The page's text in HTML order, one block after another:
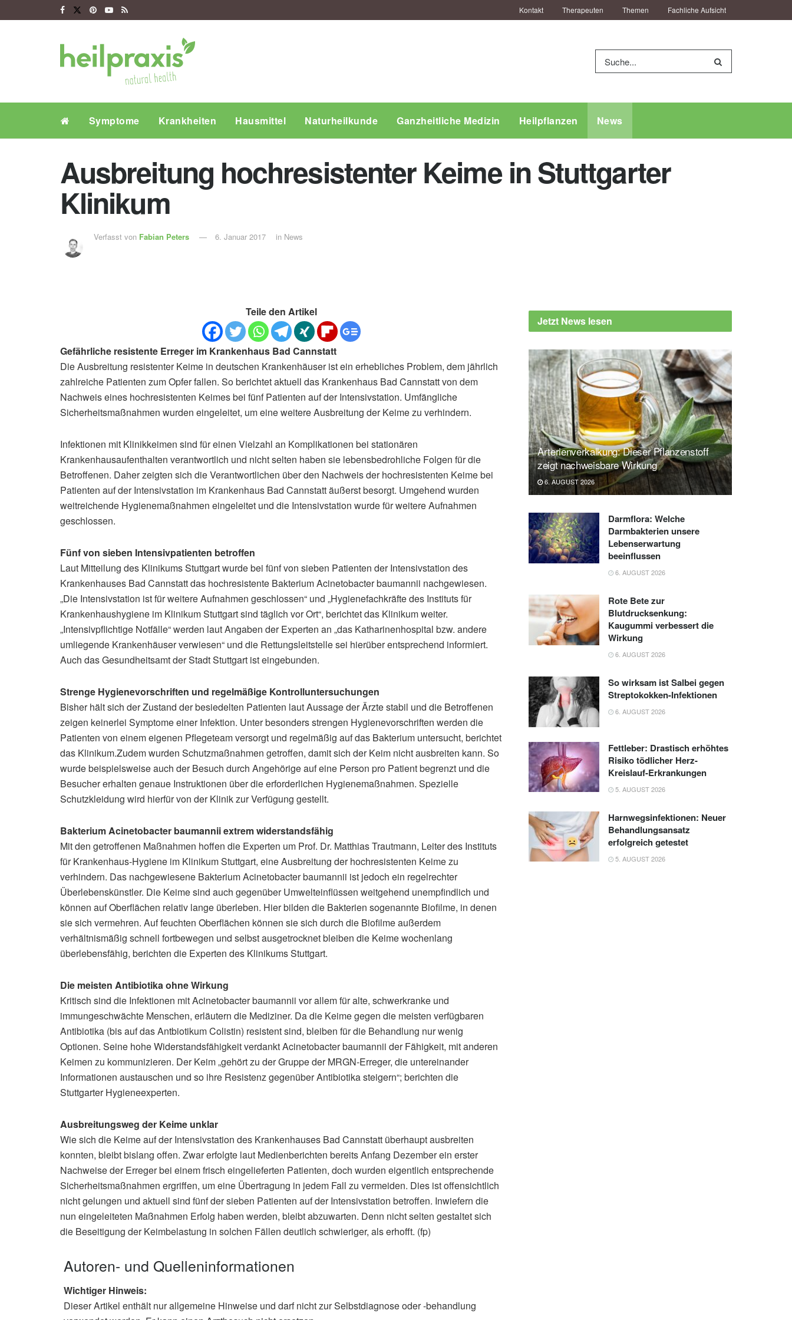
Kontakt Therapeuten Themen Fachliche Aufsicht
Symptome Krankheiten Hausmittel Naturheilkunde Ganzheitliche Medizin Heilpflanzen News
Ausbreitung hochresistenter Keime in Stuttgarter
Klinikum
Verfasst von Fabian Peters 6. Januar 2017 in News
Teile den Artikel
Gefährliche resistente Erreger im Krankenhaus Bad Cannstatt
Die Ausbreitung resistenter Keime in deutschen Krankenhäuser ist ein erhebliches Problem, dem jährlich
zahlreiche Patienten zum Opfer fallen. So berichtet aktuell das Krankenhaus Bad Cannstatt von dem
Nachweis eines hochresistenten Keimes bei fünf Patienten auf der Intensivstation. Umfängliche
Sicherheitsmaßnahmen wurden eingeleitet, um eine weitere Ausbreitung der Keime zu verhindern.
Infektionen mit Klinikkeimen sind für einen Vielzahl an Komplikationen bei stationären
Krankenhausaufenthalten verantwortlich und nicht selten haben sie lebensbedrohliche Folgen für die
Betroffenen. Daher zeigten sich die Verantwortlichen über den Nachweis der hochresistenten Keime bei
Patienten auf der Intensivstation im Krankenhaus Bad Cannstatt äußerst besorgt. Umgehend wurden
weitreichende Hygienemaßnahmen eingeleitet und die Intensivstation wurde für weitere Aufnahmen
geschlossen.
Fünf von sieben Intensivpatienten betroffen
Laut Mitteilung des Klinikums Stuttgart wurde bei fünf von sieben Patienten der Intensivstation des
Krankenhauses Bad Cannstatt das hochresistente Bakterium Acinetobacter baumannii nachgewiesen.
„Die Intensivstation ist für weitere Aufnahmen geschlossen“ und „Hygienefachkräfte des Instituts für
Krankenhaushygiene im Klinikum Stuttgart sind täglich vor Ort“, berichtet das Klinikum weiter.
„Intensivpflichtige Notfälle“ werden laut Angaben der Experten an „das Katharinenhospital bzw. andere
umliegende Krankenhäuser verwiesen“ und die Rettungsleitstelle sei hierüber entsprechend informiert.
Auch das Gesundheitsamt der Stadt Stuttgart ist eingebunden.
Strenge Hygienevorschriften und regelmäßige Kontrolluntersuchungen
Bisher hält sich der Zustand der besiedelten Patienten laut Aussage der Ärzte stabil und die Betroffenen
zeigen keinerlei Symptome einer Infektion. Unter besonders strengen Hygienevorschriften werden die
Patienten von einem eigenen Pflegeteam versorgt und regelmäßig auf das Bakterium untersucht, berichtet
das Klinikum.Zudem wurden Schutzmaßnahmen getroffen, damit sich der Keim nicht ausbreiten kann. So
wurde beispielsweise auch der Besuch durch Angehörige auf eine Person pro Patient begrenzt und die
Besucher erhalten genaue Instruktionen über die erforderlichen Hygienemaßnahmen. Spezielle
Schutzkleidung wird hierfür von der Klinik zur Verfügung gestellt.
Bakterium Acinetobacter baumannii extrem widerstandsfähig
Mit den getroffenen Maßnahmen hoffen die Experten um Prof. Dr. Matthias Trautmann, Leiter des Instituts
für Krankenhaus-Hygiene im Klinikum Stuttgart, eine Ausbreitung der hochresistenten Keime zu
verhindern. Das nachgewiesene Bakterium Acinetobacter baumannii ist jedoch ein regelrechter
Überlebenskünstler. Die Keime sind auch gegenüber Umwelteinflüssen weitgehend unempfindlich und
können auf Oberflächen relativ lange überleben. Hier bilden die Bakterien sogenannte Biofilme, in denen
sie sich vermehren. Auf feuchten Oberflächen können sie sich durch die Biofilme außerdem
verhältnismäßig schnell fortbewegen und selbst ausgetrocknet bleiben die Keime wochenlang
überlebensfähig, berichten die Experten des Klinikums Stuttgart.
Die meisten Antibiotika ohne Wirkung
Kritisch sind die Infektionen mit Acinetobacter baumannii vor allem für alte, schwerkranke und
immungeschwächte Menschen, erläutern die Mediziner. Da die Keime gegen die meisten verfügbaren
Antibiotika (bis auf das Antbiotikum Colistin) resistent sind, bleiben für die Behandlung nur wenig
Optionen. Seine hohe Widerstandsfähigkeit verdankt Acinetobacter baumannii der Fähigkeit, mit anderen
Keimen zu kommunizieren. Der Keim „gehört zu der Gruppe der MRGN-Erreger, die untereinander
Informationen austauschen und so ihre Resistenz gegenüber Antibiotika steigern“; berichten die
Stuttgarter Hygieneexperten.
Ausbreitungsweg der Keime unklar
Wie sich die Keime auf der Intensivstation des Krankenhauses Bad Cannstatt überhaupt ausbreiten
konnten, bleibt bislang offen. Zwar erfolgte laut Medienberichten bereits Anfang Dezember ein erster
Nachweise der Erreger bei einem frisch eingelieferten Patienten, doch wurden eigentlich entsprechende
Sicherheitsmaßnahmen ergriffen, um eine Übertragung in jedem Fall zu vermeiden. Dies ist offensichtlich
nicht gelungen und aktuell sind fünf der sieben Patienten auf der Intensivstation betroffen. Inwiefern die
nun eingeleiteten Maßnahmen Erfolg haben werden, bleibt abzuwarten. Denn nicht selten gestaltet sich
die Beseitigung der Keimbelastung in solchen Fällen deutlich schwieriger, als erhofft. (fp)
Autoren- und Quelleninformationen
Wichtiger Hinweis:
Dieser Artikel enthält nur allgemeine Hinweise und darf nicht zur Selbstdiagnose oder -behandlung
Jetzt News lesen
Arterienverkalkung: Dieser Pflanzenstoff
zeigt nachweisbare Wirkung
6. AUGUST 2026
Darmflora: Welche
Darmbakterien unsere
Lebenserwartung
beeinflussen
6. AUGUST 2026
Rote Bete zur
Blutdrucksenkung:
Kaugummi verbessert die
Wirkung
6. AUGUST 2026
So wirksam ist Salbei gegen
Streptokokken-Infektionen
6. AUGUST 2026
Fettleber: Drastisch erhöhtes
Risiko tödlicher Herz-
Kreislauf-Erkrankungen
5. AUGUST 2026
Harnwegsinfektionen: Neuer
Behandlungsansatz
erfolgreich getestet
5. AUGUST 2026